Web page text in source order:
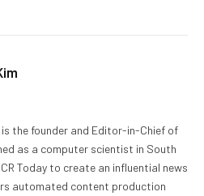
is the founder and Editor-in-Chief of
as a computer scientist in South
Today to create an influential news
automated content production